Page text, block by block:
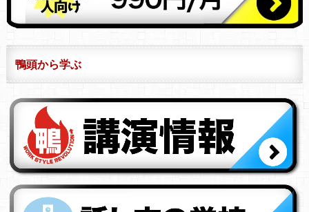
鴨頭から学ぶ